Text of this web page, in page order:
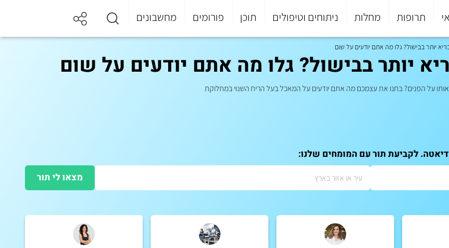
תרופות מחלות ניתוחים וטיפולים תוכן פורומים מחשבונים
יותר בבישול? גלו מה אתם יודעים על שום
יותר בבישול? גלו מה אתם יודעים על שום
על הפנים? בחנו את עצמכם מה אתם יודעים על המאכל בעל הריח השנוי במחלוקת
לקביעת תור עם המומחים שלנו:
מצאו לי תור